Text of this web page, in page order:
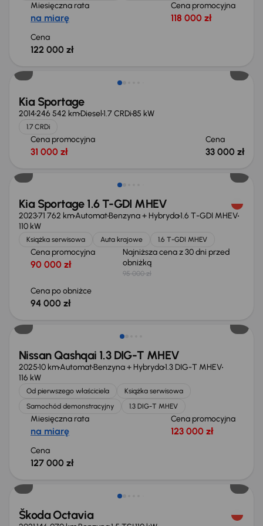
Miesięczna rata
na miarę
Cena promocyjna
118 000 zł
Cena
122 000 zł
Kia Sportage
2014246 542 kmDiesel1.7 CRDi85 kW
1.7 CRDi
Cena promocyjna
31 000 zł
Cena
33 000 zł
Taniej o 1 000 zł
Kia Sportage 1.6 T-GDI MHEV
202371 762 kmAutomatBenzyna + Hybryda1.6 T-GDI MHEV
110 kW
Książka serwisowa Auta krajowe 1.6 T-GDI MHEV
Cena promocyjna
90 000 zł
Najniższa cena z 30 dni przed
obniżką
95 000 zł
Cena po obniżce
94 000 zł
Nissan Qashqai 1.3 DIG-T MHEV
202510 kmAutomatBenzyna + Hybryda1.3 DIG-T MHEV
116 kW
Od pierwszego właściciela
Książka serwisowa
Samochód demonstracyjny
1.3 DIG-T MHEV
Miesięczna rata
na miarę
Cena promocyjna
123 000 zł
Cena
127 000 zł
Škoda Octavia